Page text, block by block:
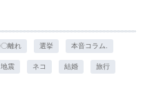
離れ 選挙 本音コラム.
地震 ネコ 結婚 旅行